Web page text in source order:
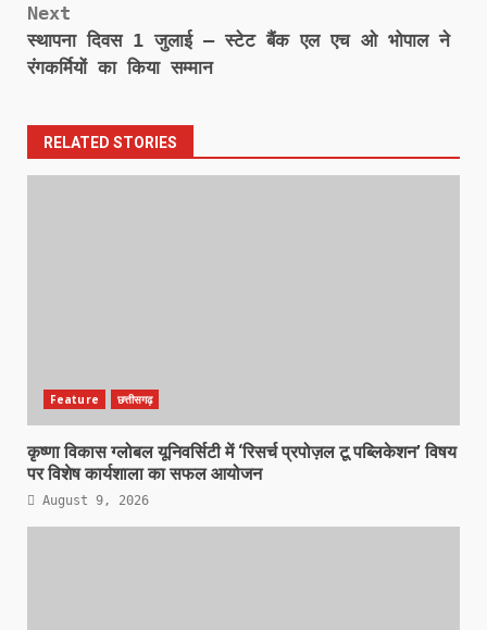
Next
स्थापना दिवस 1 जुलाई — स्टेट बैंक एल एच ओ भोपाल ने
रंगकर्मियों का किया सम्मान
RELATED STORIES
Feature छत्तीसगढ़
कृष्णा विकास ग्लोबल यूनिवर्सिटी में ‘रिसर्च प्रपोज़ल टू पब्लिकेशन’ विषय
पर विशेष कार्यशाला का सफल आयोजन
August 9, 2026